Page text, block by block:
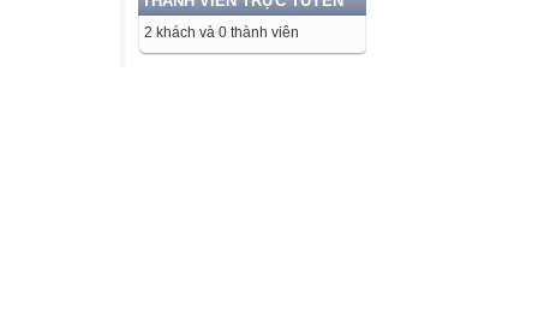
2 khách và 0 thành viên